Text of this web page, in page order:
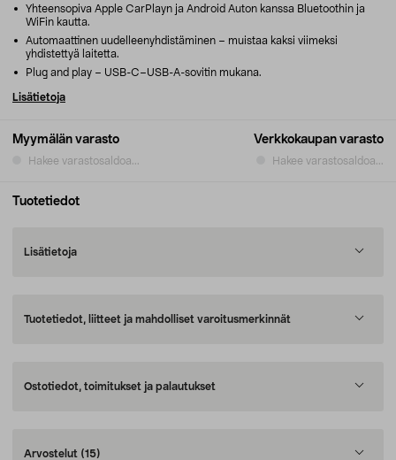
Myymälän varasto
Hakee varastosaldoa...
Verkkokaupan varasto
Hakee varastosaldoa...
Yhteensopiva Apple CarPlayn ja Android Auton kanssa Bluetoothin ja
WiFin kautta.
Automaattinen uudelleenyhdistäminen – muistaa kaksi viimeksi
yhdistettyä laitetta.
Plug and play – USB-C–USB-A-sovitin mukana.
Lisätietoja
Tuotetiedot
Lisätietoja
Tuotetiedot, liitteet ja mahdolliset varoitusmerkinnät
Ostotiedot, toimitukset ja palautukset
Arvostelut (15)